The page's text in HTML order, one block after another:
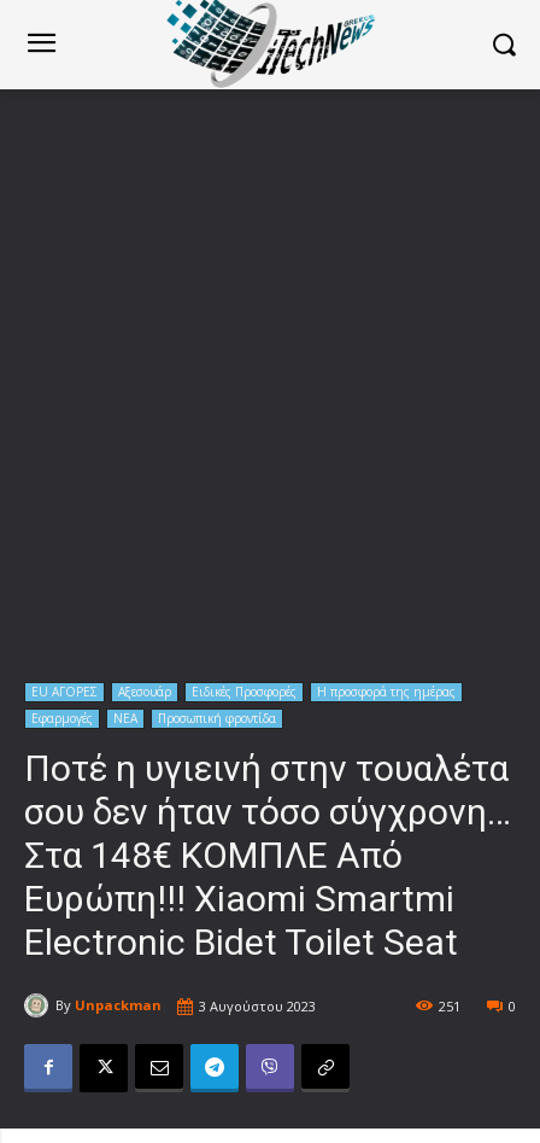
EU ΑΓΟΡΕΣ Αξεσουάρ Ειδικές Προσφορές
Η προσφορά της ημέρας
Εφαρμογές
ΝΕΑ Προσωπική φροντίδα
Ποτέ η υγιεινή στην τουαλέτα
σου δεν ήταν τόσο σύγχρονη…
Στα 148€ ΚΟΜΠΛΕ Από
Ευρώπη!!! Xiaomi Smartmi
Electronic Bidet Toilet Seat
By Unpackman 3 Αυγούστου 2023 0
251